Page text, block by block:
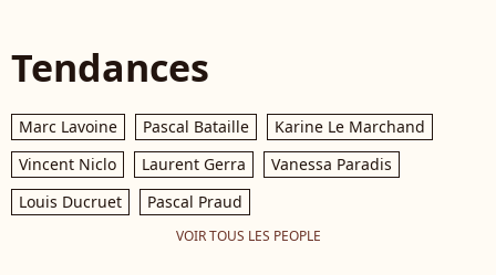
Tendances
Marc Lavoine Pascal Bataille
Karine Le Marchand
Vincent Niclo
Laurent Gerra
Vanessa Paradis
Louis Ducruet
Pascal Praud
VOIR TOUS LES PEOPLE